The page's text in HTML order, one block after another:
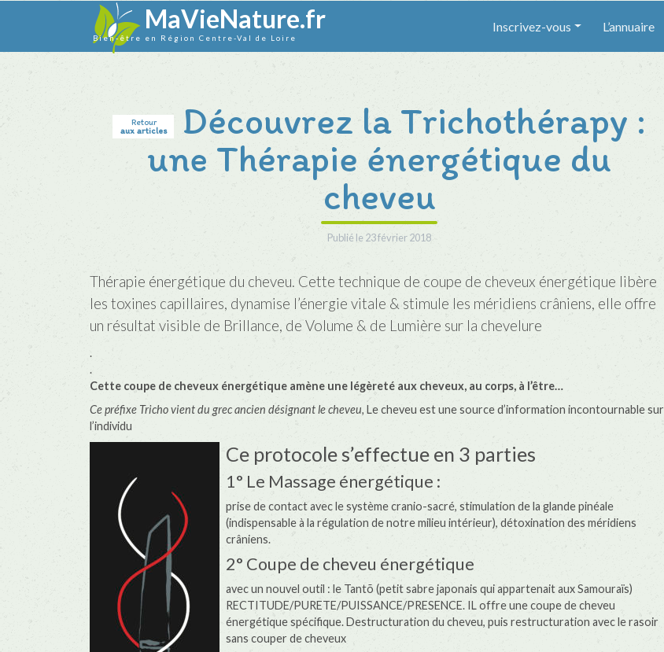
MaVieNature.fr
Bien-être en Région Centre-Val de Loire
Inscrivez-vous L’annuaire
Retour
aux articles
Découvrez la Trichothérapy :
une Thérapie énergétique du
cheveu
Publié le 23 février 2018
Thérapie énergétique du cheveu. Cette technique de coupe de cheveux énergétique libère
les toxines capillaires, dynamise l’énergie vitale & stimule les méridiens crâniens, elle offre
un résultat visible de Brillance, de Volume & de Lumière sur la chevelure
.
.
Cette coupe de cheveux énergétique amène une légèreté aux cheveux, au corps, à l’être…
Ce préfixe Tricho vient du grec ancien désignant le cheveu, Le cheveu est une source d’information incontournable sur
l’individu
Ce protocole s’effectue en 3 parties
1° Le Massage énergétique :
prise de contact avec le système cranio-sacré, stimulation de la glande pinéale
(indispensable à la régulation de notre milieu intérieur), détoxination des méridiens
crâniens.
2° Coupe de cheveu énergétique
avec un nouvel outil : le Tantõ (petit sabre japonais qui appartenait aux Samouraïs)
RECTITUDE/PURETE/PUISSANCE/PRESENCE. IL offre une coupe de cheveu
énergétique spécifique. Destructuration du cheveu, puis restructuration avec le rasoir
sans couper de cheveux